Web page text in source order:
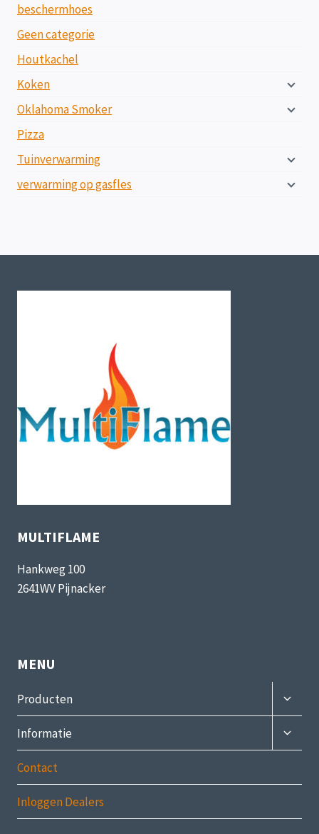
beschermhoes
Geen categorie
Houtkachel
Koken
Oklahoma Smoker
Pizza
Tuinverwarming
verwarming op gasfles
MULTIFLAME
Hankweg 100
2641WV Pijnacker
MENU
Producten
Informatie
Contact
Inloggen Dealers